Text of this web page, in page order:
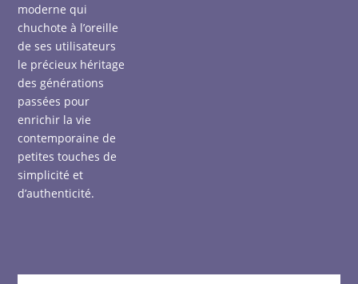
moderne qui
chuchote à l’oreille
de ses utilisateurs
le précieux héritage
des générations
passées pour
enrichir la vie
contemporaine de
petites touches de
simplicité et
d’authenticité.